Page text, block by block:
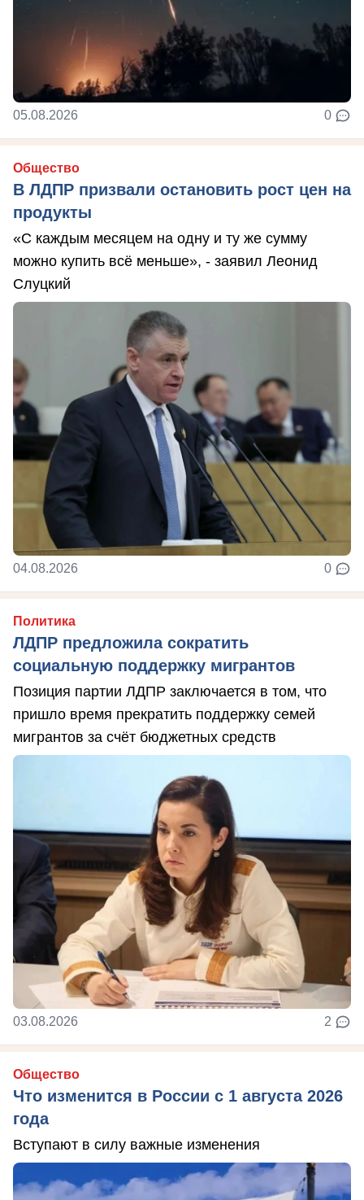
05.08.2026 0
Общество
В ЛДПР призвали остановить рост цен на
продукты
«С каждым месяцем на одну и ту же сумму
можно купить всё меньше», - заявил Леонид
Слуцкий
04.08.2026 0
Политика
ЛДПР предложила сократить
социальную поддержку мигрантов
Позиция партии ЛДПР заключается в том, что
пришло время прекратить поддержку семей
мигрантов за счёт бюджетных средств
03.08.2026 2
Общество
Что изменится в России с 1 августа 2026
года
Вступают в силу важные изменения